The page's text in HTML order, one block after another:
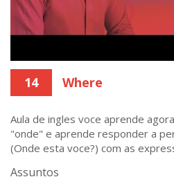
14 Where
Aula de ingles voce aprende
"onde" e aprende responder a
(Onde esta voce?) com as
Assuntos